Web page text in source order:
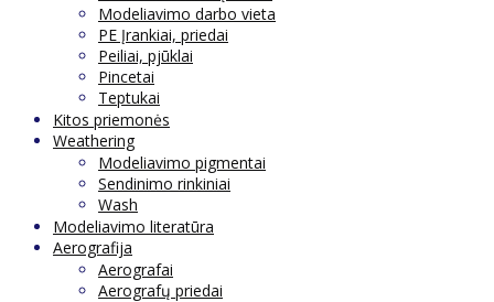
Modeliavimo darbo vieta
PE Įrankiai, priedai
Peiliai, pjūklai
Pincetai
Teptukai
Kitos priemonės
Weathering
Modeliavimo pigmentai
Sendinimo rinkiniai
Wash
Modeliavimo literatūra
Aerografija
Aerografai
Aerografų priedai